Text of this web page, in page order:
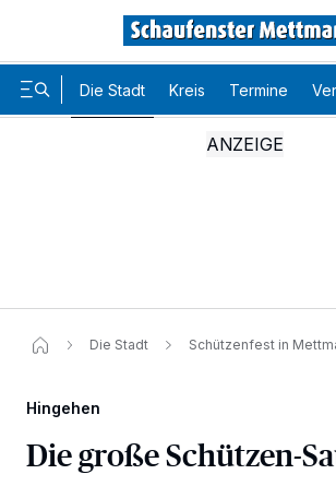
Die Stadt Kreis Termine
Die Stadt Schützenfest in
Hingehen
Die große Schützen-